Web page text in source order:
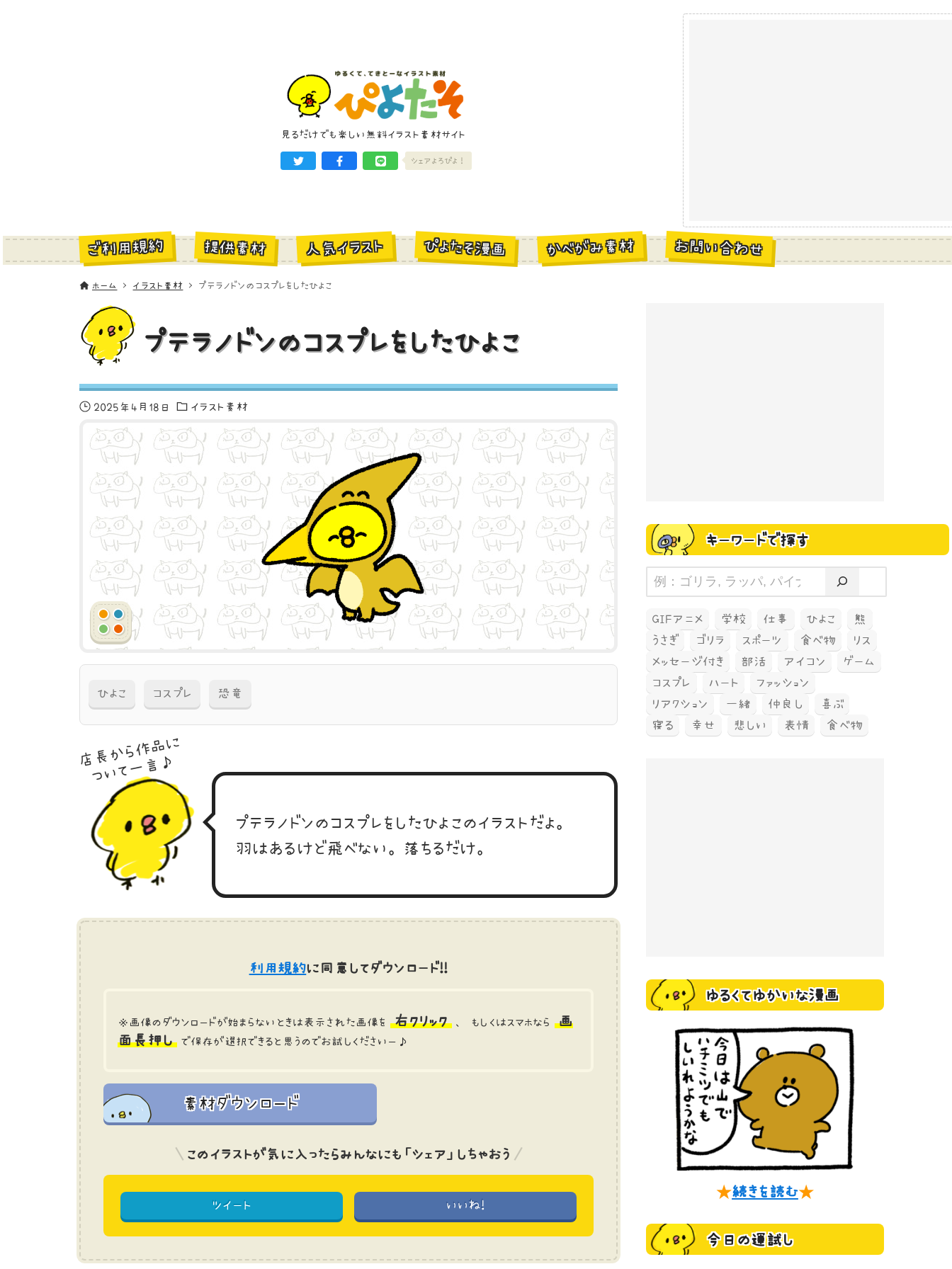
見るだけでも楽しい無料イラスト素材サイト
シェアよろぴよ！
ご利用規約 提供素材 人気イラスト ぴよたそ漫画 かべがみ素材 お問い合わせ
ホーム イラスト素材 プテラノドンのコスプレをしたひよこ
プテラノドンのコスプレをしたひよこ
2025年4月18日 イラスト素材
ひよこ コスプレ 恐竜
店長から作品に
ついて一言♪
プテラノドンのコスプレをしたひよこのイラストだよ。
羽はあるけど飛べない。落ちるだけ。
利用規約に同意してダウンロード!!
※画像のダウンロードが始まらないときは表示された画像を 右クリック 、 もしくはスマホなら
画
面長押し
で保存が選択できると思うのでお試しくださいー♪
素材ダウンロード
このイラストが気に入ったらみんなにも「シェア」しちゃおう
ツイート いいね!
キーワードで探す
GIFアニメ 学校 仕事 ひよこ
熊
うさぎ
ゴリラ スポーツ 食べ物
リス
メッセージ付き
部活 アイコン
ゲーム
コスプレ
ハート
ファッション
リアクション
一緒 仲良し
喜ぶ
寝る
幸せ 悲しい 表情 食べ物
ゆるくてゆかいな漫画
★続きを読む★
今日の運試し